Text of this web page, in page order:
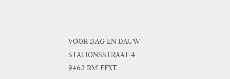
VOOR DAG EN DAUW
STATIONSSTRAAT 4
9463 RM EEXT